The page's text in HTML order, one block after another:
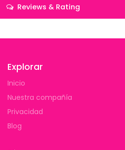
Reviews & Rating
Explorar
Inicio
Nuestra compañía
Privacidad
Blog